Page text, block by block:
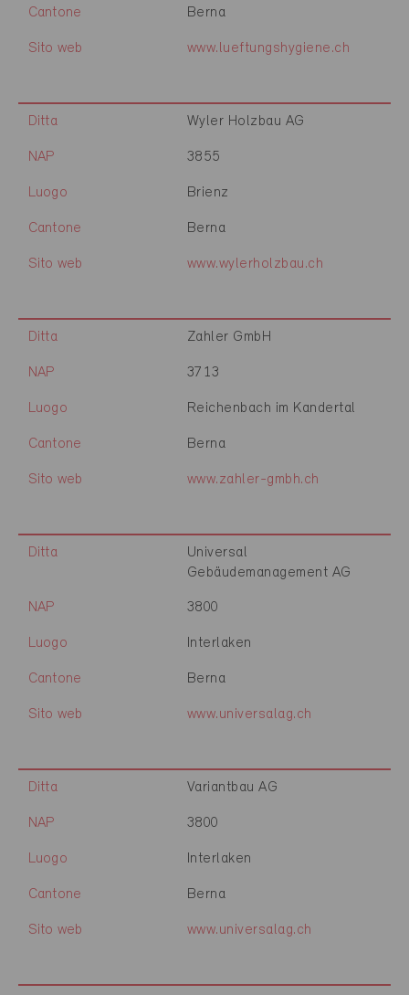
Cantone Berna
Sito web www.lueftungshygiene.ch
Ditta Wyler Holzbau AG
NAP 3855
Luogo Brienz
Cantone Berna
Sito web www.wylerholzbau.ch
Ditta Zahler GmbH
NAP 3713
Luogo Reichenbach im Kandertal
Cantone Berna
Sito web www.zahler-gmbh.ch
Ditta
Universal
Gebäudemanagement AG
NAP 3800
Luogo Interlaken
Cantone Berna
Sito web www.universalag.ch
Ditta Variantbau AG
NAP 3800
Luogo Interlaken
Cantone Berna
Sito web www.universalag.ch